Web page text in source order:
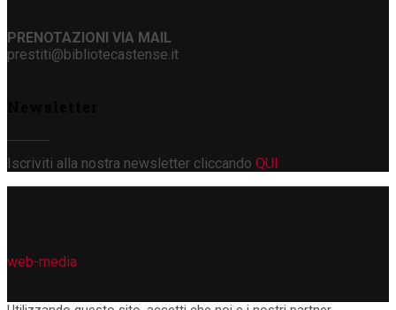
PRENOTAZIONI VIA MAIL
prestiti@bibliotecastense.it
Iscriviti alla nostra newsletter cliccando QUI
web-media